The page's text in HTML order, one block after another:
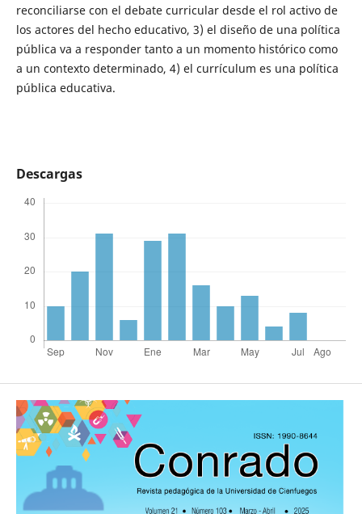
reconciliarse con el debate curricular desde el rol activo de
los actores del hecho educativo, 3) el diseño de una política
pública va a responder tanto a un momento histórico como
a un contexto determinado, 4) el currículum es una política
pública educativa.
Descargas